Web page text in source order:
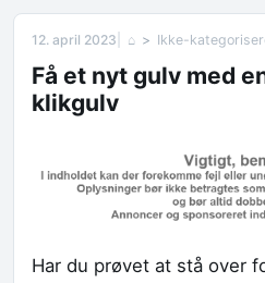
12. april 2023 ⌂ Ikke-
Få et nyt gulv med
klikgulv
Har du prøvet at stå over